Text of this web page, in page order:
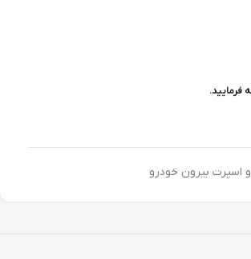
فرمایید.
اسپرت بیرون خودرو